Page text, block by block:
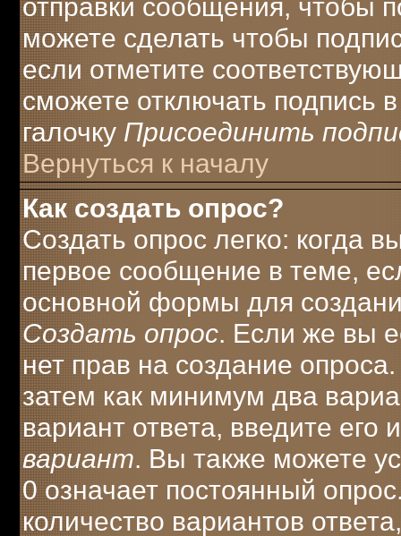
отправки сообщения, чтобы
можете сделать чтобы
если отметите
сможете отключать подпись
галочку Присоединить
Вернуться к началу
Как создать опрос?
Создать опрос легко: когда
первое сообщение в теме,
основной формы для
Создать опрос. Если же вы
нет прав на создание
затем как минимум два
вариант ответа, введите его
вариант. Вы также можете
0 означает постоянный
количество вариантов